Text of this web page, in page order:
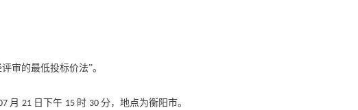
评审的最低投标价法”。
月 21 日下午 15 时 30 分，地点为衡阳市。